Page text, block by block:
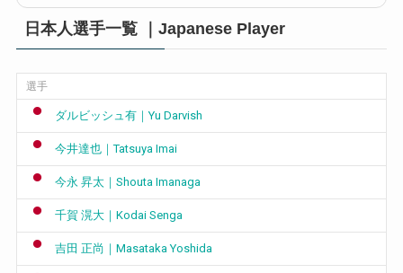
日本人選手一覧 ｜Japanese Player
選手
ダルビッシュ有｜Yu Darvish
今井達也｜Tatsuya Imai
今永 昇太｜Shouta Imanaga
千賀 滉大｜Kodai Senga
吉田 正尚｜Masataka Yoshida